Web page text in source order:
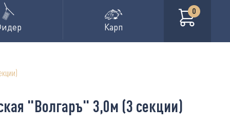
Карп
0
"Волгаръ" 3,0м (3 секции)